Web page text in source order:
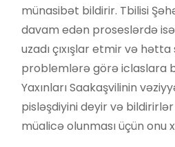
münasibət bildirir. Tbilisi
davam edən proseslərdə
uzadı çıxışlar etmir və
problemlərə görə iclaslara
Yaxınları Saakaşvilinin
pisləşdiyini deyir və bildirirlər
müalicə olunması üçün